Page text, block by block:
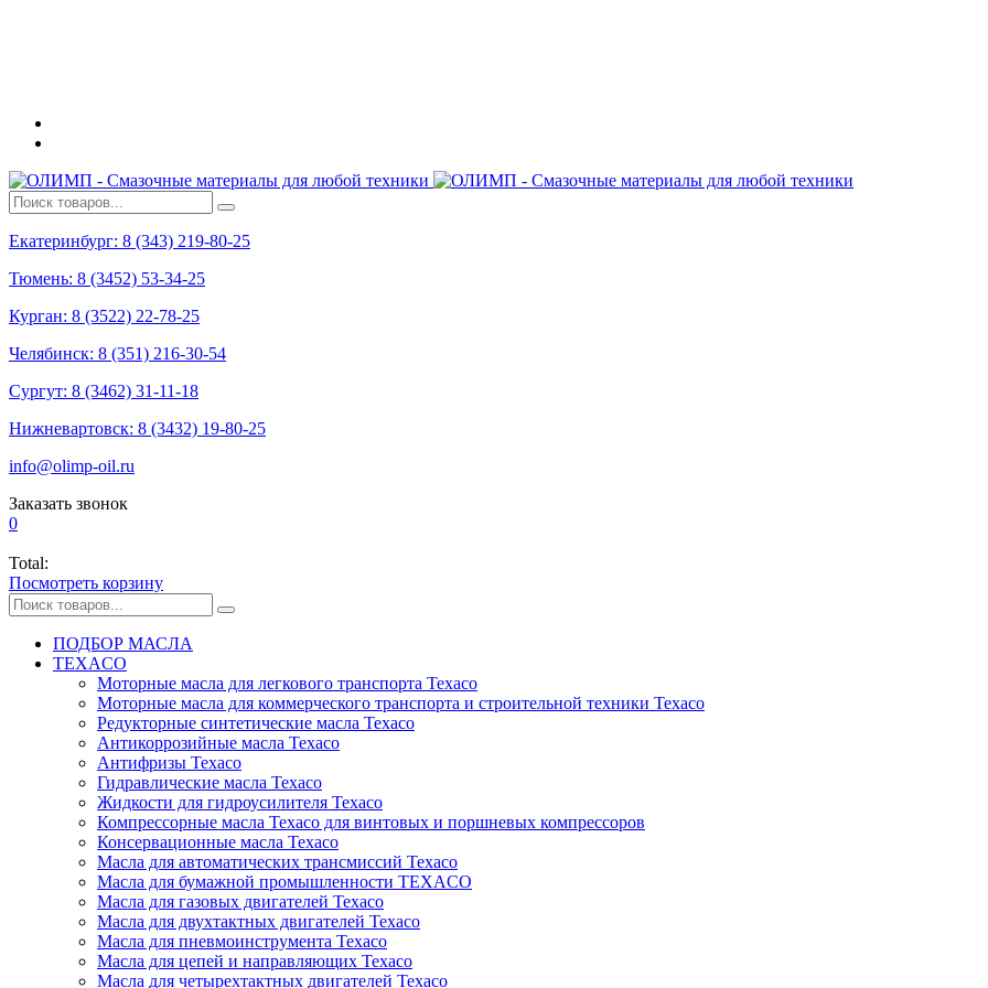
Екатеринбург: 8 (343) 219-80-25
Тюмень: 8 (3452) 53-34-25
Курган: 8 (3522) 22-78-25
Челябинск: 8 (351) 216-30-54
Сургут: 8 (3462) 31-11-18
Нижневартовск: 8 (3432) 19-80-25
info@olimp-oil.ru
Заказать звонок
0
Total:
Посмотреть корзину
ПОДБОР МАСЛА
TEXACO
Моторные масла для легкового транспорта Texaco
Моторные масла для коммерческого транспорта и строительной техники Texaco
Редукторные синтетические масла Texaco
Антикоррозийные масла Texaco
Антифризы Texaco
Гидравлические масла Texaco
Жидкости для гидроусилителя Texaco
Компрессорные масла Texaco для винтовых и поршневых компрессоров
Консервационные масла Texaco
Масла для автоматических трансмиссий Texaco
Масла для бумажной промышленности TEXACO
Масла для газовых двигателей Texaco
Масла для двухтактных двигателей Texaco
Масла для пневмоинструмента Texaco
Масла для цепей и направляющих Texaco
Масла для четырехтактных двигателей Texaco